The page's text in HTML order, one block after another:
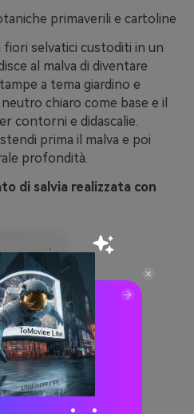
primaverili e cartoline
selvatici custoditi in un
al malva di diventare
a tema giardino e
chiaro come base e il
contorni e didascalie.
prima il malva e poi
profondità.
di salvia realizzata con